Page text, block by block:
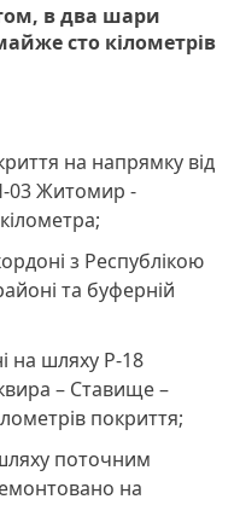
в два шари
сто кілометрів
на напрямку від
03 Житомир -
з Республікою
та буферній
на шляху Р-18
– Ставище –
покриття;
поточним
на